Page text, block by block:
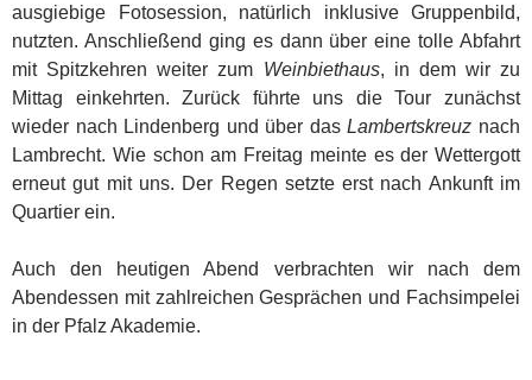
ausgiebige Fotosession, natürlich inklusive Gruppenbild,
nutzten. Anschließend ging es dann über eine tolle Abfahrt
mit Spitzkehren weiter zum Weinbiethaus, in dem wir zu
Mittag einkehrten. Zurück führte uns die Tour zunächst
wieder nach Lindenberg und über dasLambertskreuz nach
Lambrecht. Wie schon am Freitag meinte es der Wettergott
erneut gut mit uns. Der Regen setzte erst nach Ankunft im
Quartier ein.
Auch den heutigen Abend verbrachten wir nach dem
Abendessen mit zahlreichen Gesprächen und Fachsimpelei
in der Pfalz Akademie.